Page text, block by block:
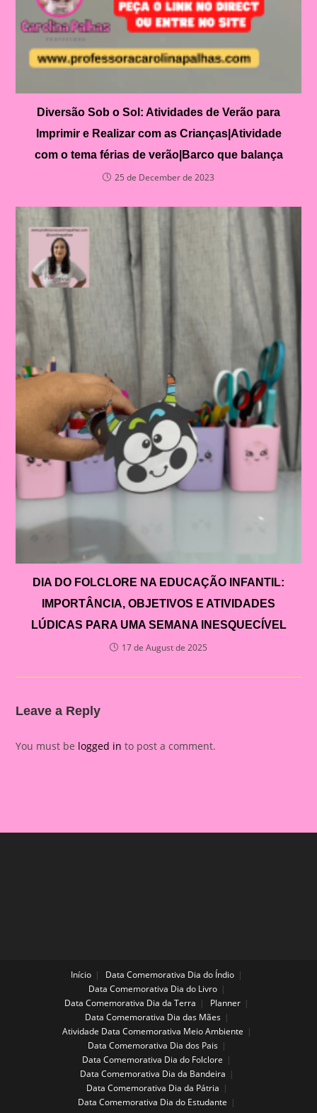
Diversão Sob o Sol: Atividades de Verão para
Imprimir e Realizar com as Crianças|Atividade
com o tema férias de verão|Barco que balança
25 de December de 2023
DIA DO FOLCLORE NA EDUCAÇÃO INFANTIL:
IMPORTÂNCIA, OBJETIVOS E ATIVIDADES
LÚDICAS PARA UMA SEMANA INESQUECÍVEL
17 de August de 2025
Leave a Reply
You must be logged in to post a comment.
Início
Data Comemorativa Dia do Índio
Data Comemorativa Dia do Livro
Data Comemorativa Dia da Terra
Planner
Data Comemorativa Dia das Mães
Atividade Data Comemorativa Meio Ambiente
Data Comemorativa Dia dos Pais
Data Comemorativa Dia do Folclore
Data Comemorativa Dia da Bandeira
Data Comemorativa Dia da Pátria
Data Comemorativa Dia do Estudante